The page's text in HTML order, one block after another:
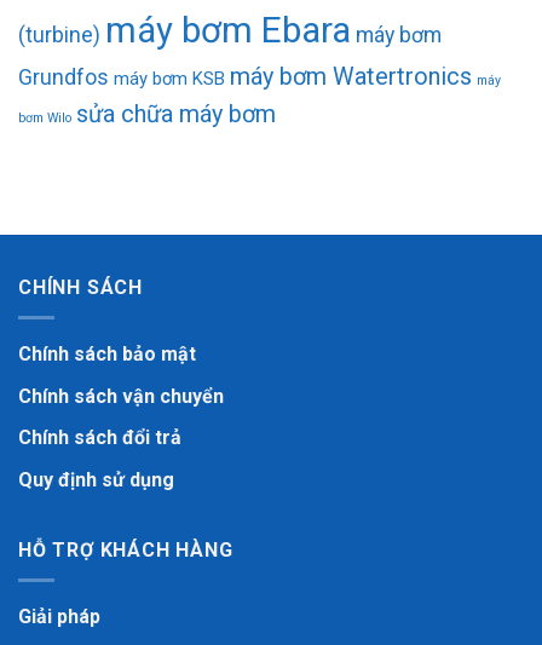
(turbine) máy bơm Ebara máy bơm
Grundfos máy bơm KSB máy bơm Watertronics máy
bơm Wilo sửa chữa máy bơm
CHÍNH SÁCH
Chính sách bảo mật
Chính sách vận chuyển
Chính sách đổi trả
Quy định sử dụng
HỖ TRỢ KHÁCH HÀNG
Giải pháp